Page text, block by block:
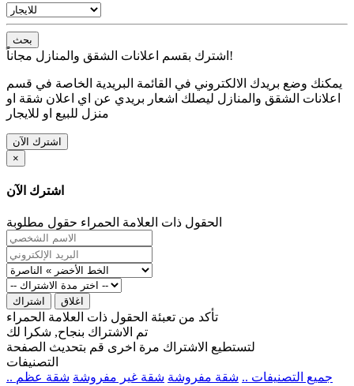
بحث
اشترك بقسم اعلانات الشقق والمنازل مجاناً!
يمكنك وضع بريدك الالكتروني في القائمة البريدية الخاصة في قسم
اعلانات الشقق والمنازل ليصلك اشعار بريدي عن اي اعلان شقة او
منزل للبيع او للايجار
اشترك الآن
×
اشترك الآن
الحقول ذات العلامة الحمراء حقول مطلوبة
اشتراك اغلاق
تأكد من تعبئة الحقول ذات العلامة الحمراء
تم الاشتراك بنجاح, شكرا لك
لتستطيع الاشتراك مرة اخرى قم بتحديث الصفحة
التصنيفات
.. جميع التصنيفات .. شقة مفروشة شقة غير مفروشة شقة عظم